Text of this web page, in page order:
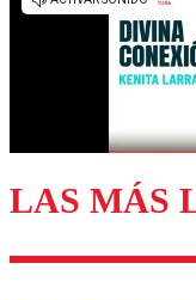
LAS MÁS